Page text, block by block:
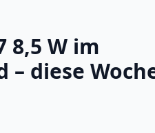
8,5 W im
diese